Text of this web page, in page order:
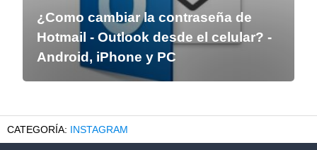
¿Como cambiar la contraseña de
Hotmail - Outlook desde el celular? -
Android, iPhone y PC
INSTAGRAM